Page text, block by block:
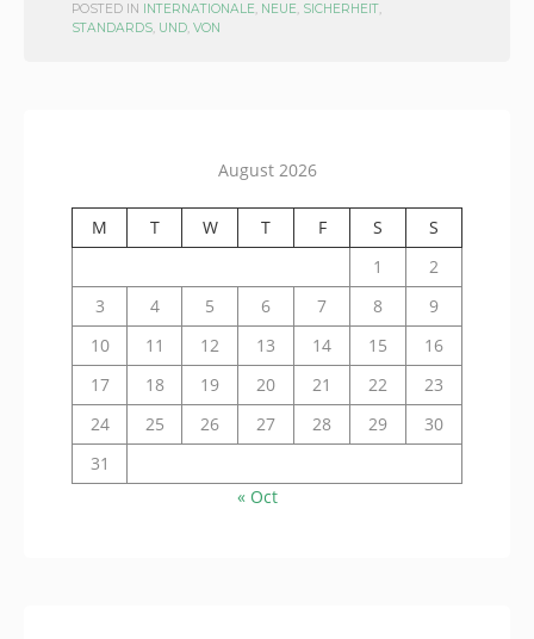
POSTED IN INTERNATIONALE, NEUE, SICHERHEIT,
STANDARDS, UND, VON
August 2026
M T W T F S
S
1
2
3
4 5 6 7 8
9
10
11 12 13 14 15
16
17
18 19 20 21 22
23
24
25 26 27 28 29
30
31
« Oct